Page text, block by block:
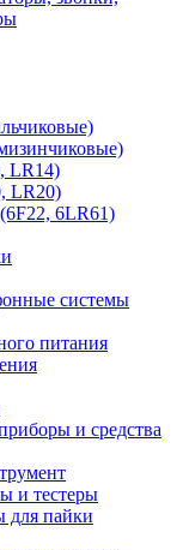
LR14)
LR20)
6LR61)
системы
питания
и средства
и тестеры
для пайки